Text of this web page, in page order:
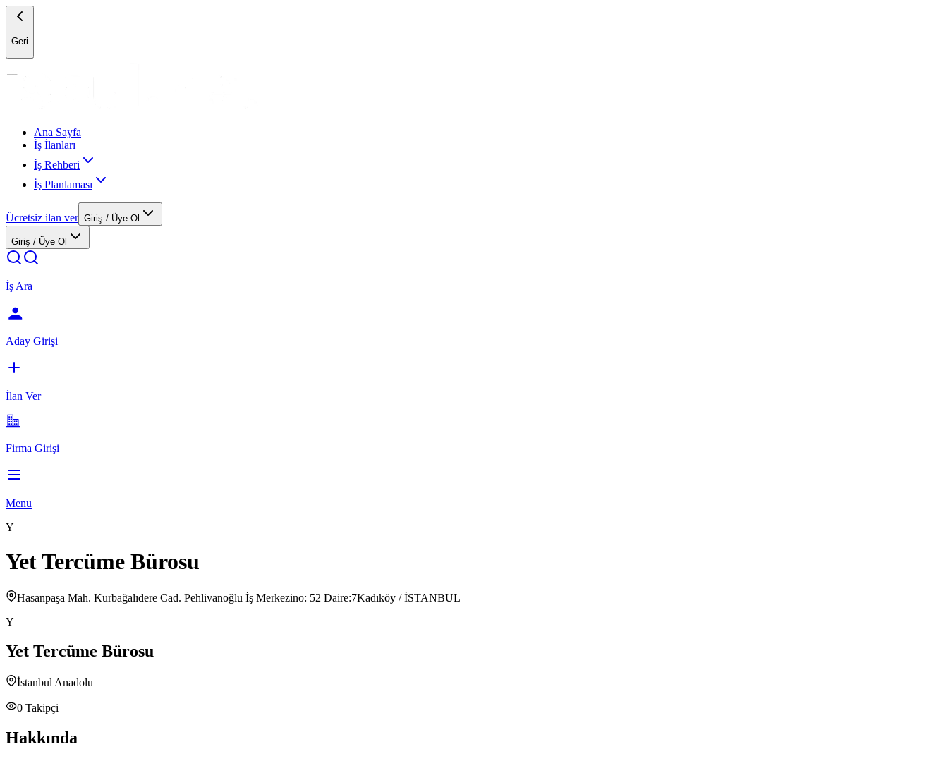
Geri
Ana Sayfa
İş İlanları
İş Rehberi
İş Planlaması
Ücretsiz ilan ver Giriş / Üye Ol
Giriş / Üye Ol
İş Ara
Aday Girişi
İlan Ver
Firma Girişi
Menu
Y
Yet Tercüme Bürosu
Hasanpaşa Mah. Kurbağalıdere Cad. Pehlivanoğlu İş Merkezino: 52 Daire:7Kadıköy / İSTANBUL
Y
Yet Tercüme Bürosu
İstanbul Anadolu
0 Takipçi
Hakkında